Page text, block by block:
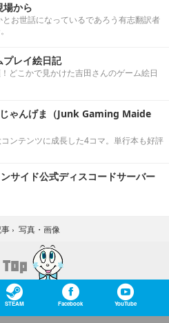
場から
とお世話になっているであろう有志翻訳者
プレイ絵日記
どこかで見かけた吉田さんのゲーム絵日
じゃんげま（Junk Gaming Maide
ンテンツに成長した4コマ。単行本も好評
サイド公式ディスコードサーバー
事 › 写真・画像
STEAM Facebook YouTube